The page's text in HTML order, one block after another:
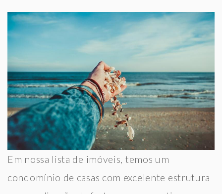
Em nossa lista de imóveis, temos um
condomínio de casas com excelente estrutura